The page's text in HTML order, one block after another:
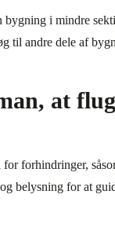
bygning i mindre
til andre dele af
at
forhindringer,
belysning for at